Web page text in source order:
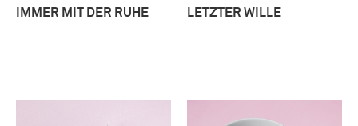
IMMER MIT DER RUHE LETZTER WILLE